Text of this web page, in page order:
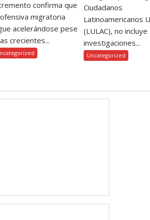
confirma que
migratoria
acelerándose pese
crecientes...
Ciudadanos
Latinoamericanos
(LULAC), no incluye
investigaciones...
Uncategorized